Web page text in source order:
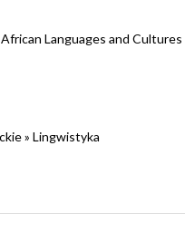
Languages and Cultures
» Lingwistyka